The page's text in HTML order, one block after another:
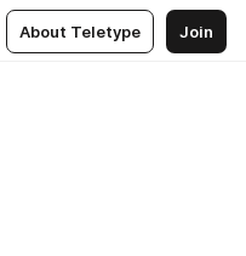
About Teletype Join